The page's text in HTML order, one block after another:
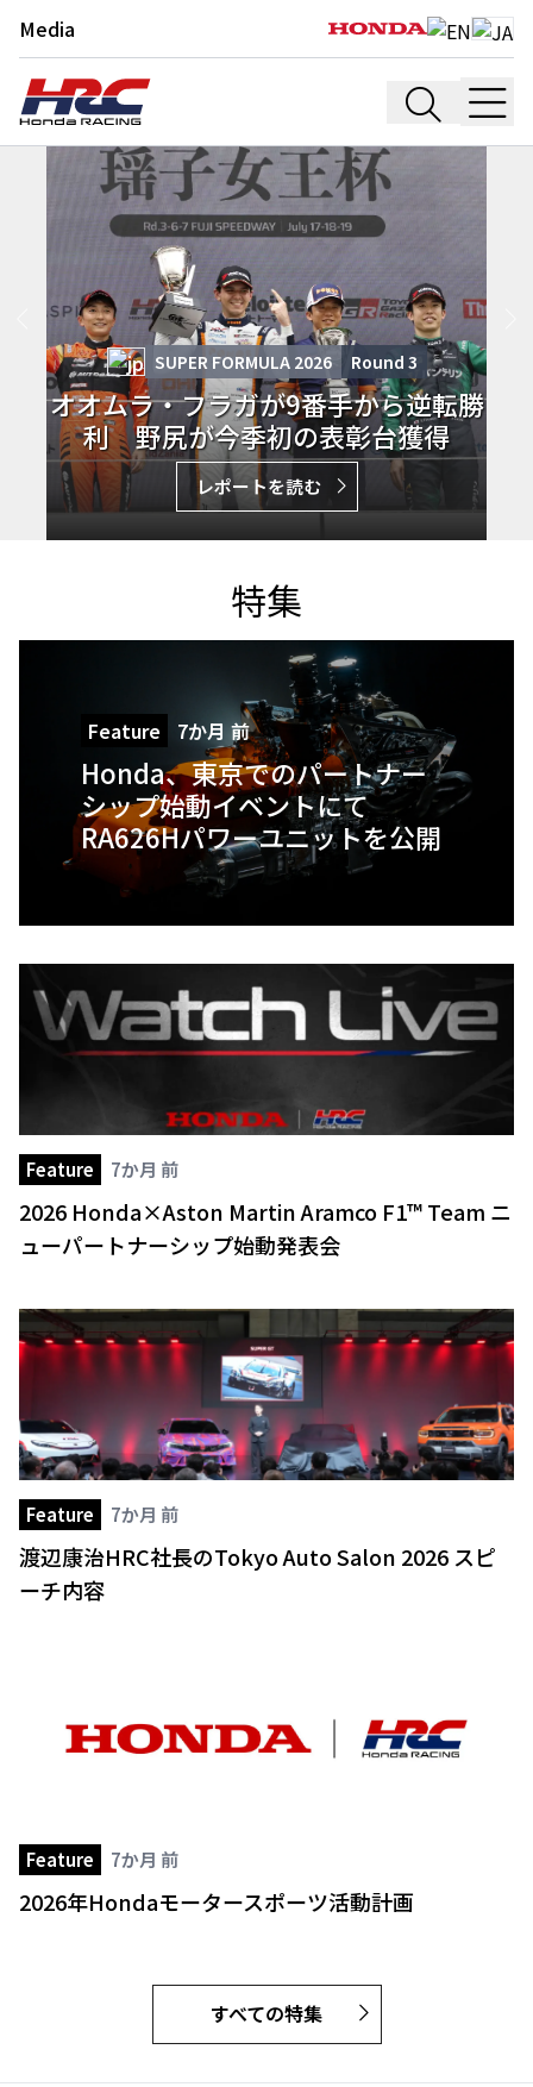
Media
SUPER FORMULA 2026 Round 3
オオムラ・フラガが9番手から逆転勝
利 野尻が今季初の表彰台獲得
レポートを読む
特集
Feature 7か月 前
Honda、東京でのパートナー
シップ始動イベントにて
RA626Hパワーユニットを公開
Feature 7か月 前
2026 Honda×Aston Martin Aramco F1™ Team ニ
ューパートナーシップ始動発表会
Feature 7か月 前
渡辺康治HRC社長のTokyo Auto Salon 2026 スピ
ーチ内容
Feature 7か月 前
2026年Hondaモータースポーツ活動計画
すべての特集